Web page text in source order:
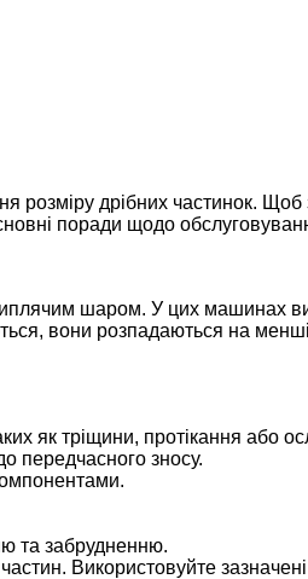
дрібних частинок. Щоб
поради щодо
шаром. У цих машинах
вони розпадаються на
як тріщини, протікання або
передчасного зносу.
та забрудненню.
Використовуйте зазначені